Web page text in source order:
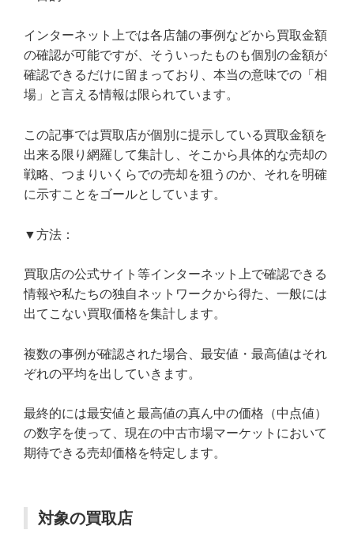
インターネット上では各店舗の事例などから買取金額
の確認が可能ですが、そういったものも個別の金額が
確認できるだけに留まっており、本当の意味での「相
場」と言える情報は限られています。
この記事では買取店が個別に提示している買取金額を
出来る限り網羅して集計し、そこから具体的な売却の
戦略、つまりいくらでの売却を狙うのか、それを明確
に示すことをゴールとしています。
▼方法：
買取店の公式サイト等インターネット上で確認できる
情報や私たちの独自ネットワークから得た、一般には
出てこない買取価格を集計します。
複数の事例が確認された場合、最安値・最高値はそれ
ぞれの平均を出していきます。
最終的には最安値と最高値の真ん中の価格（中点値）
の数字を使って、現在の中古市場マーケットにおいて
期待できる売却価格を特定します。
対象の買取店